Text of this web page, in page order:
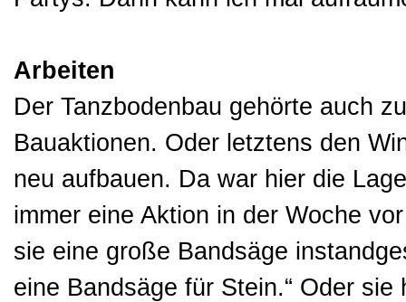
Arbeiten
Der Tanzbodenbau gehörte auch
Bauaktionen. Oder letztens den
neu aufbauen. Da war hier die
immer eine Aktion in der Woche
sie eine große Bandsäge
eine Bandsäge für Stein.“ Oder